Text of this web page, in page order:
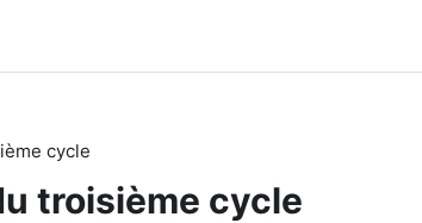
cycle
troisième cycle